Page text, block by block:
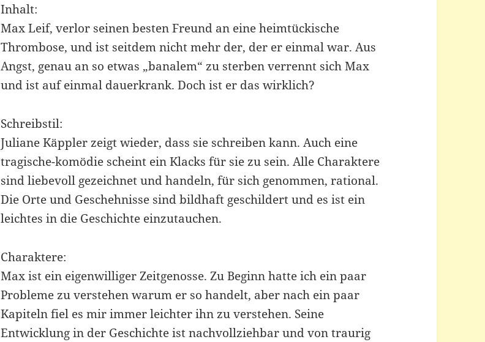
Inhalt:
Max Leif, verlor seinen besten Freund an eine heimtückische
Thrombose, und ist seitdem nicht mehr der, der er einmal war. Aus
Angst, genau an so etwas „banalem“ zu sterben verrennt sich Max
und ist auf einmal dauerkrank. Doch ist er das wirklich?
Schreibstil:
Juliane Käppler zeigt wieder, dass sie schreiben kann. Auch eine
tragische-komödie scheint ein Klacks für sie zu sein. Alle Charaktere
sind liebevoll gezeichnet und handeln, für sich genommen, rational.
Die Orte und Geschehnisse sind bildhaft geschildert und es ist ein
leichtes in die Geschichte einzutauchen.
Charaktere:
Max ist ein eigenwilliger Zeitgenosse. Zu Beginn hatte ich ein paar
Probleme zu verstehen warum er so handelt, aber nach ein paar
Kapiteln fiel es mir immer leichter ihn zu verstehen. Seine
Entwicklung in der Geschichte ist nachvollziehbar und von traurig